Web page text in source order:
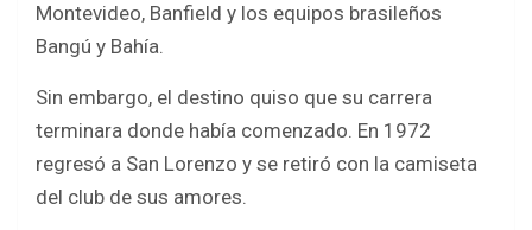
Montevideo, Banfield y los equipos brasileños
Bangú y Bahía.
Sin embargo, el destino quiso que su carrera
terminara donde había comenzado. En 1972
regresó a San Lorenzo y se retiró con la camiseta
del club de sus amores.